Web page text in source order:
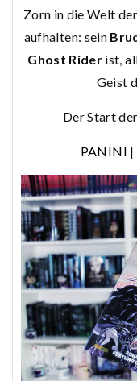
Zorn in die Welt
aufhalten: sein
Ghost Rider ist,
Geist
Der Start der
PANINI |